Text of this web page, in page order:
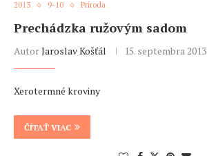
2013 9-10 Príroda
Prechádzka ružovým sadom
AutorJaroslav Košťál 15. septembra 2013
Xerotermné kroviny
ČÍTAŤ VIAC